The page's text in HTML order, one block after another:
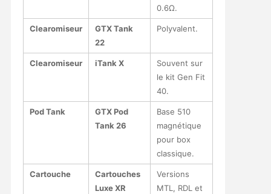
0.6Ω.
Clearomiseur
GTX Tank
22
Polyvalent.
Clearomiseur iTank X
Souvent sur
le kit Gen Fit
40.
Pod Tank
GTX Pod
Tank 26
Base 510
magnétique
pour box
classique.
Cartouche
Cartouches
Luxe XR
Versions
MTL, RDL et